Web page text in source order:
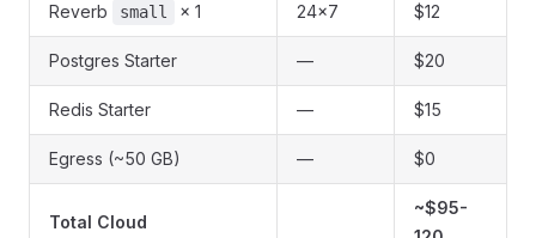
Reverb small × 1 24×7 $12
Postgres Starter — $20
Redis Starter — $15
Egress (~50 GB) — $0
Total Cloud
~$95-